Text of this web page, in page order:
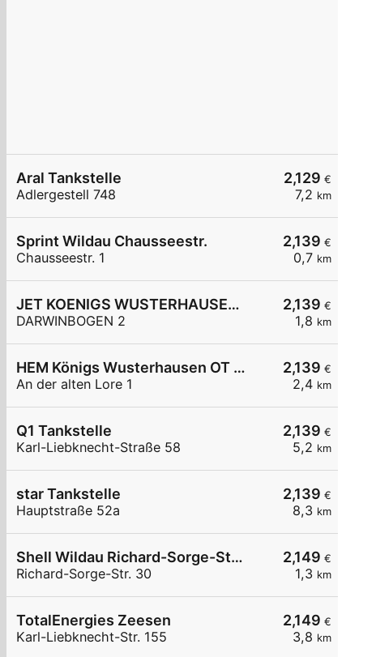
2,129 €
7,2 km
Aral Tankstelle
Adlergestell 748
2,139 €
0,7 km
Sprint Wildau Chausseestr.
Chausseestr. 1
2,139 €
1,8 km
JET KOENIGS WUSTERHAUSEN DARWINBOGEN 2
DARWINBOGEN 2
2,139 €
2,4 km
HEM Königs Wusterhausen OT Niederlehme,
An der alten Lore 1
2,139 €
5,2 km
Q1 Tankstelle
Karl-Liebknecht-Straße 58
2,139 €
8,3 km
star Tankstelle
Hauptstraße 52a
2,149 €
1,3 km
Shell Wildau Richard-Sorge-Str. 30
Richard-Sorge-Str. 30
2,149 €
3,8 km
TotalEnergies Zeesen
Karl-Liebknecht-Str. 155